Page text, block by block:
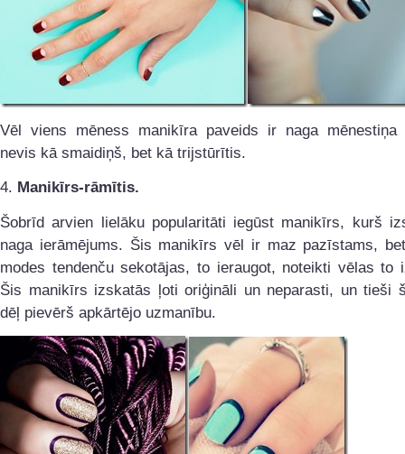
Vēl viens mēness manikīra paveids ir naga mēnestiņa
nevis kā smaidiņš, bet kā trijstūrītis.
4. Manikīrs-rāmītis.
Šobrīd arvien lielāku popularitāti iegūst manikīrs, kurš
naga ierāmējums. Šis manikīrs vēl ir maz pazīstams,
modes tendenču sekotājas, to ieraugot, noteikti vēlas to
Šis manikīrs izskatās ļoti oriģināli un neparasti, un tieši
dēļ pievērš apkārtējo uzmanību.